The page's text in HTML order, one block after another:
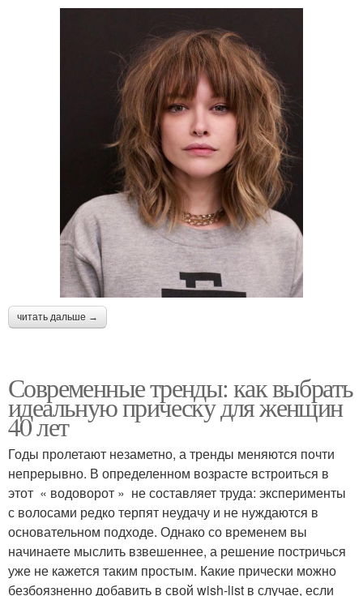
читать дальше →
Современные тренды: как выбрать
идеальную прическу для женщин
40 лет
Годы пролетают незаметно, а тренды меняются почти
непрерывно. В определенном возрасте встроиться в
этот « водоворот » не составляет труда: эксперименты
с волосами редко терпят неудачу и не нуждаются в
основательном подходе. Однако со временем вы
начинаете мыслить взвешеннее, а решение постричься
уже не кажется таким простым. Какие прически можно
безбоязненно добавить в свой wish-list в случае, если